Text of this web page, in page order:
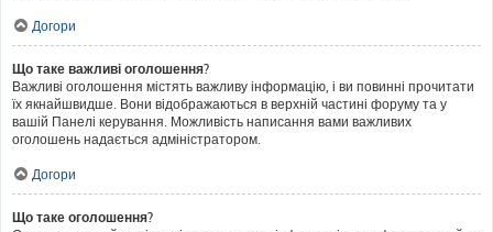
Догори
Що таке важливі оголошення?
Важливі оголошення містять важливу інформацію, і ви повинні прочитати
їх якнайшвидше. Вони відображаються в верхній частині форуму та у
вашій Панелі керування. Можливість написання вами важливих
оголошень надається адміністратором.
Догори
Що таке оголошення?